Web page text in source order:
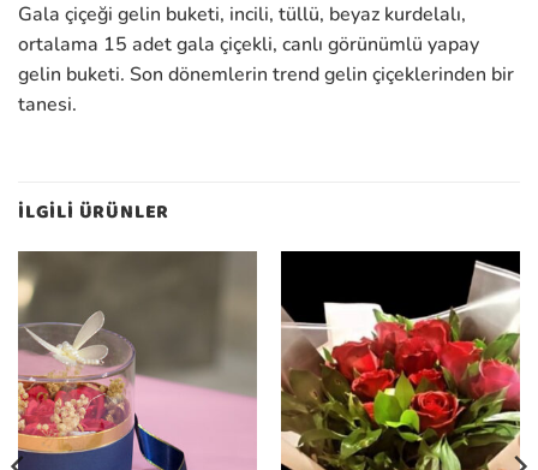
Gala çiçeği gelin buketi, incili, tüllü, beyaz kurdelalı,
ortalama 15 adet gala çiçekli, canlı görünümlü yapay
gelin buketi. Son dönemlerin trend gelin çiçeklerinden bir
tanesi.
İLGILI ÜRÜNLER